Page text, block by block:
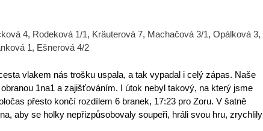
4, Rodeková 1/1, Kräuterová 7, Machačová 3/1, Opálková 3,
1, Ešnerová 4/2
vlakem nás trošku uspala, a tak vypadal i celý zápas. Naše
1na1 a zajišťováním. I útok nebyl takový, na který jsme
přesto končí rozdílem 6 branek, 17:23 pro Zoru. V šatně
aby se holky nepřizpůsobovaly soupeři, hráli svou hru, zrychlily